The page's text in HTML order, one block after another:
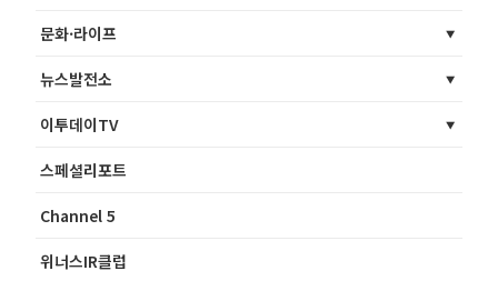
문화·라이프
뉴스발전소
이투데이TV
스페셜리포트
Channel 5
위너스IR클럽